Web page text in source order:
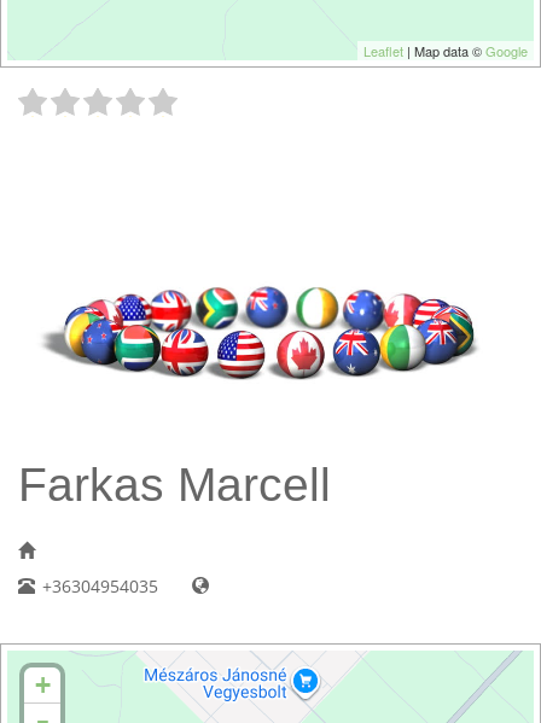
Leaflet | Map data ©Google
Farkas Marcell
+36304954035
+